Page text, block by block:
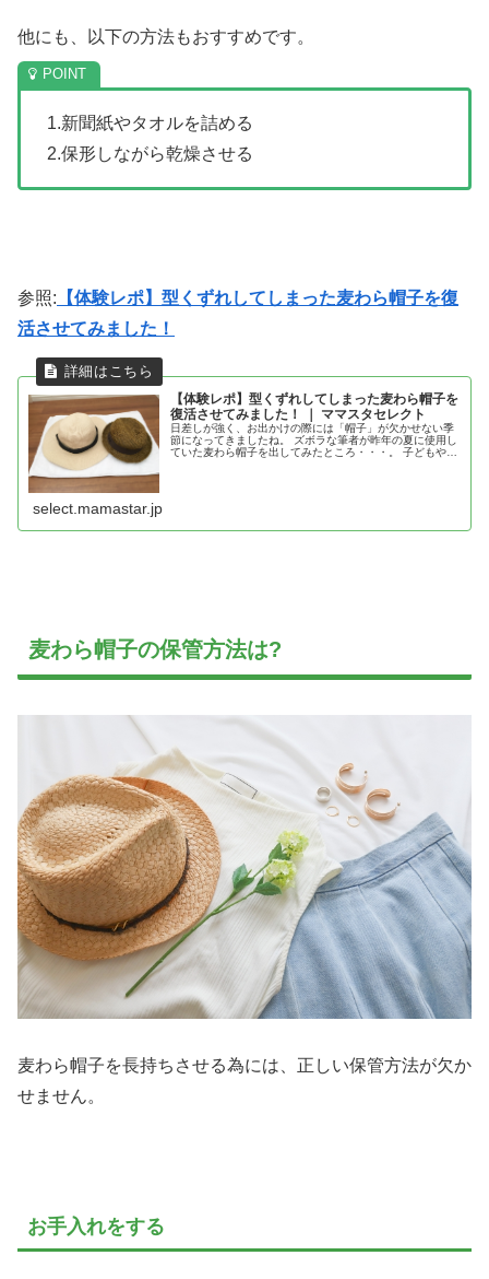
他にも、以下の方法もおすすめです。
1.新聞紙やタオルを詰める
2.保形しながら乾燥させる
参照: 【体験レポ】型くずれしてしまった麦わら帽子を復
活させてみました！
【体験レポ】型くずれしてしまった麦わら帽子を
復活させてみました！ ｜ ママスタセレクト
日差しが強く、お出かけの際には「帽子」が欠かせない季
節になってきましたね。 ズボラな筆者が昨年の夏に使用し
ていた麦わら帽子を出してみたところ・・・。 子どもや自
select.mamastar.jp
麦わら帽子の保管方法は?
麦わら帽子を長持ちさせる為には、正しい保管方法が欠か
せません。
お手入れをする